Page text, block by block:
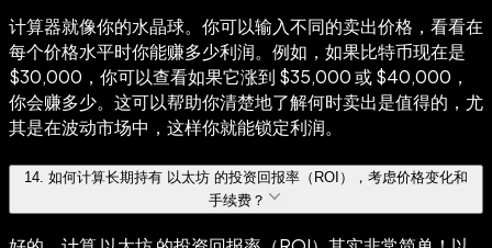
计算器就像你的水晶球。你可以输入不同的卖出价格，看看在
每个价格水平时你能赚多少利润。例如，如果比特币现在是
$30,000，你可以查看如果它涨到 $35,000 或 $40,000，
你会赚多少。这可以帮助你清楚地了解何时卖出是值得的，尤
其是在波动市场中，这样你就能锁定利润。
14 如何计算长期持有 以太坊 的投资回报率（ROI），考虑价格变化和
手续费？